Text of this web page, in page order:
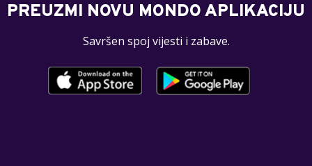
PREUZMI NOVU MONDO APLIKACIJU
Savršen spoj vijesti i zabave.